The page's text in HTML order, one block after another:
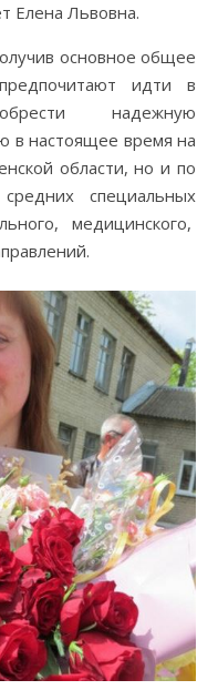
Елена Львовна.
основное общее
идти в
надежную
в настоящее время на
области, но и по
специальных
медицинского,